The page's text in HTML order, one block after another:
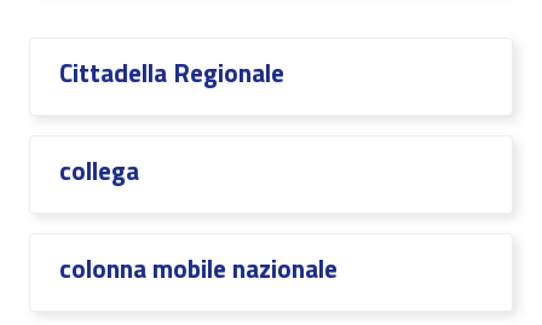
Cittadella Regionale
collega
colonna mobile nazionale